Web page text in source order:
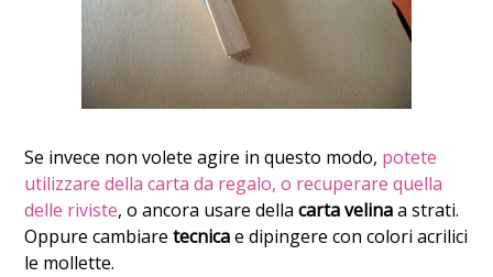
Se invece non volete agire in questo modo, potete
utilizzare della carta da regalo, o recuperare quella
delle riviste, o ancora usare della carta velinaa strati.
Oppure cambiaretecnicae dipingere con colori acrilici
le mollette.